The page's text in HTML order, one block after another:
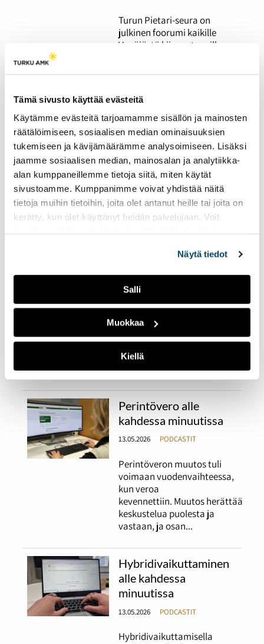
Tämä sivusto käyttää evästeitä
Käytämme evästeitä tarjoamamme sisällön ja mainosten
räätälöimiseen, sosiaalisen median ominaisuuksien
tukemiseen ja kävijämäärämme analysoimiseen. Lisäksi
jaamme sosiaalisen median, mainosalan ja analytiikka-
alan kumppaneillemme tietoja siitä, miten käytät
sivustoamme. Kumppanimme voivat yhdistää näitä
tietoja muihin tietoihin, joita olet antanut heille tai joita on
kerätty, kun olet käyttänyt heidän palvelujaan. Voit
Näytä tiedot
Salli
Muokkaa
Kiellä
Turun Pietari-seura on
julkinen foorumi kaikille
Venäjästä kiinnostuneille.
koulutustapahtumia, mutta
seuran toiminnassa on ollut
viime vuosina haasteita.
Haastattelussa seuran
puheenjohtaja Ulla-Maarit
Raitanen.
Euroopan
keskuspankki ja korot
alle kahdessa
minuutissa
PODCASTIT
vaikuttaa monen
suomalaisenkin raha-
asioihin. Kuitenkaan se ei ole
kaikille tuttu käsite. Mitä siis
euroopan keskuspankki
tekee? Jutun toimittivat:
Tuukka Ingers ja Olli Halme.
Perintövero alle
kahdessa minuutissa
13.05.2026 PODCASTIT
Perintöveron muutos tuli
voimaan vuodenvaihteessa,
kun veroa
kevennettiin. Muutos herättää
keskustelua puolesta ja
vastaan, ja osan...
Hybridivaikuttaminen
alle kahdessa
minuutissa
13.05.2026 PODCASTIT
Hybridivaikuttamisella